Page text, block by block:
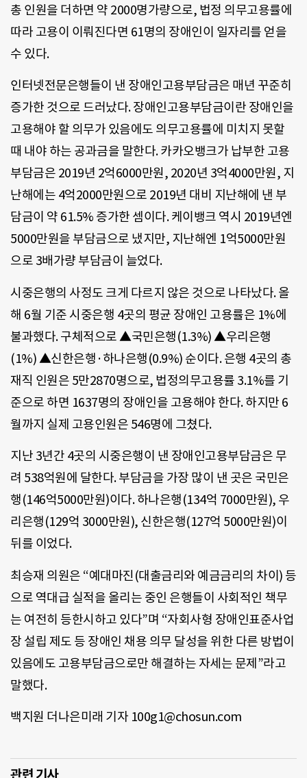
총 인원을 더하면 약 2000명가량으로, 법정 의무고용률에
따라 고용이 이뤄진다면 61명의 장애인이 일자리를 얻을
수 있다.
인터넷전문은행들이 낸 장애인고용부담금은 매년 꾸준히
증가한 것으로 드러났다. 장애인고용부담금이란 장애인을
고용해야 할 의무가 있음에도 의무고용률에 미치지 못할
때 내야 하는 공과금을 말한다. 카카오뱅크가 납부한 고용
부담금은 2019년 2억6000만원, 2020년 3억4000만원, 지
난해에는 4억2000만원으로 2019년 대비 지난해에 낸 부
담금이 약 61.5% 증가한 셈이다. 케이뱅크 역시 2019년엔
5000만원을 부담금으로 냈지만, 지난해엔 1억5000만원
으로 3배가량 부담금이 늘었다.
시중은행의 사정도 크게 다르지 않은 것으로 나타났다. 올
해 6월 기준 시중은행 4곳의 평균 장애인 고용률은 1%에
불과했다. 구체적으로 ▲국민은행(1.3%) ▲우리은행
(1%) ▲신한은행·하나은행(0.9%) 순이다. 은행 4곳의 총
재직 인원은 5만2870명으로, 법정의무고용률 3.1%를 기
준으로 하면 1637명의 장애인을 고용해야 한다. 하지만 6
월까지 실제 고용인원은 546명에 그쳤다.
지난 3년간 4곳의 시중은행이 낸 장애인고용부담금은 무
려 538억원에 달한다. 부담금을 가장 많이 낸 곳은 국민은
행(146억5000만원)이다. 하나은행(134억 7000만원), 우
리은행(129억 3000만원), 신한은행(127억 5000만원)이
뒤를 이었다.
최승재 의원은 “예대마진(대출금리와 예금금리의 차이) 등
으로 역대급 실적을 올리는 중인 은행들이 사회적인 책무
는 여전히 등한시하고 있다”며 “자회사형 장애인표준사업
장 설립 제도 등 장애인 채용 의무 달성을 위한 다른 방법이
있음에도 고용부담금으로만 해결하는 자세는 문제”라고
말했다.
백지원 더나은미래 기자 100g1@chosun.com